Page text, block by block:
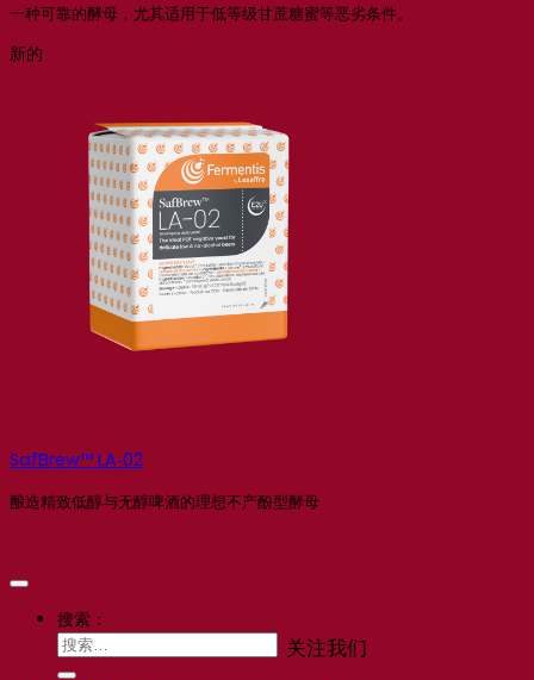
一种可靠的酵母，尤其适用于低等级甘蔗糖蜜等恶劣条件。
新的
SafBrew™ LA‑02
酿造精致低醇与无醇啤酒的理想不产酚型酵母
关注我们
搜索：